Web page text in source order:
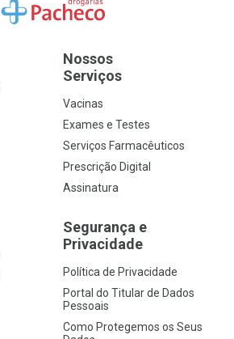
Ir para a Home
Nossos
Serviços
Vacinas
Exames e Testes
Serviços Farmacêuticos
Prescrição Digital
Assinatura
Segurança e
Privacidade
Política de Privacidade
Portal do Titular de Dados
Pessoais
Como Protegemos os Seus